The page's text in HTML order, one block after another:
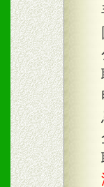
三、物
1、免
2、不
知名度
3、根